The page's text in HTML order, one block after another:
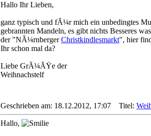
Hallo Ihr Lieben,
ganz typisch und fÃ¼r mich ein unbedingtes
gebrannten Mandeln, es gibt nichts Besseres
der "NÃ¼rnbergerChristkindlesmarkt", hier
Ihr schon mal da?
Liebe GrÃ¼ÃŸe der
Weihnachstelf
Geschrieben am: 18.12.2012, 17:07 Titel:
Hallo,